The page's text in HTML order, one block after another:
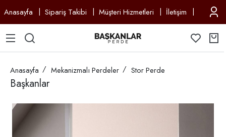
Anasayfa Sipariş Takibi Müşteri Hizmetleri İletişim
Anasayfa Mekanizmalı Perdeler Stor Perde
Başkanlar